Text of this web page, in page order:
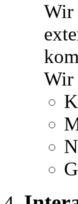
Wir
Wir